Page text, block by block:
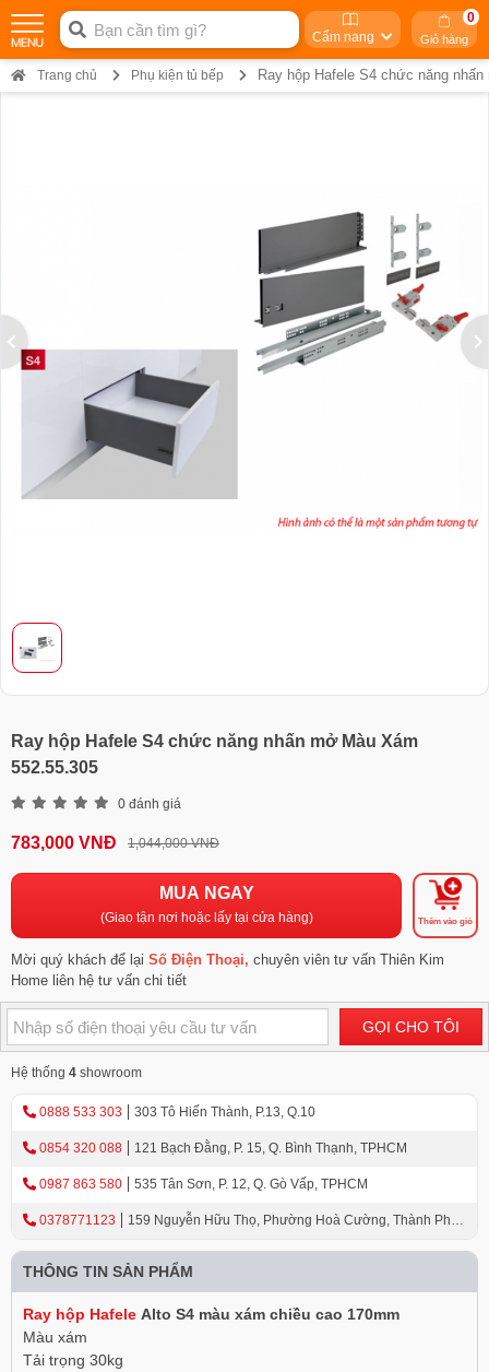
Cẩm nang Giỏ hàng
0
Trang chủ Phụ kiện tủ bếp Ray hộp Hafele S4 chức năng
Ray hộp Hafele S4 chức năng nhấn mở Màu Xám
552.55.305
0 đánh giá
783,000 VNĐ 1,044,000 VNĐ
MUA NGAY
(Giao tận nơi hoặc lấy tại cửa hàng) Thêm vào giỏ
Mời quý khách để lại Số Điện Thoại, chuyên viên tư vấn Thiên Kim
Home liên hệ tư vấn chi tiết
GỌI CHO TÔI
Hệ thống 4 showroom
0888 533 303 303 Tô Hiến Thành, P.13, Q.10
0854 320 088 121 Bạch Đằng, P. 15, Q. Bình Thạnh, TPHCM
0987 863 580 535 Tân Sơn, P. 12, Q. Gò Vấp, TPHCM
0378771123
159 Nguyễn Hữu Thọ, Phường Hoà Cường, Thành Phố
THÔNG TIN SẢN PHẨM
Ray hộp Hafele Alto S4 màu xám chiều cao 170mm
Màu xám
Tải trọng 30kg